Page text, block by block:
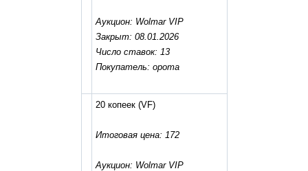
Аукцион: Wolmar VIP
Закрыт: 08.01.2026
Число ставок: 13
Покупатель: opoma
20 копеек(VF)
Итоговая цена: 172
Аукцион: Wolmar VIP